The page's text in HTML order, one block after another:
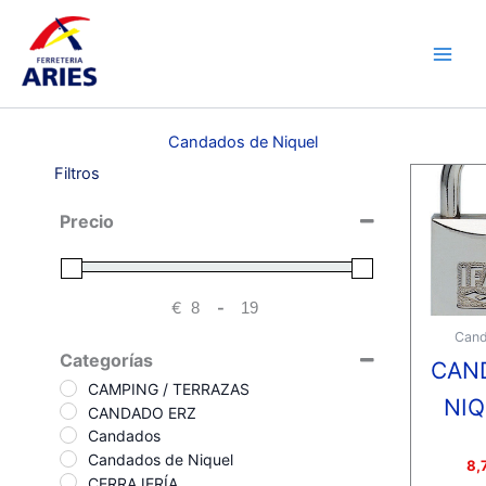
contenido
Candados de Niquel
Filtros
Precio
€ Minimum Price
-Maximum Price
Categorías
CAMPING / TERRAZAS
CANDADO ERZ
Candados
Candados de Niquel